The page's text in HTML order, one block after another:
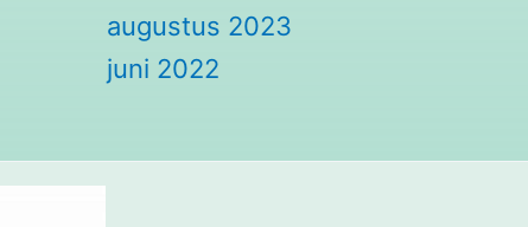
augustus 2023
juni 2022